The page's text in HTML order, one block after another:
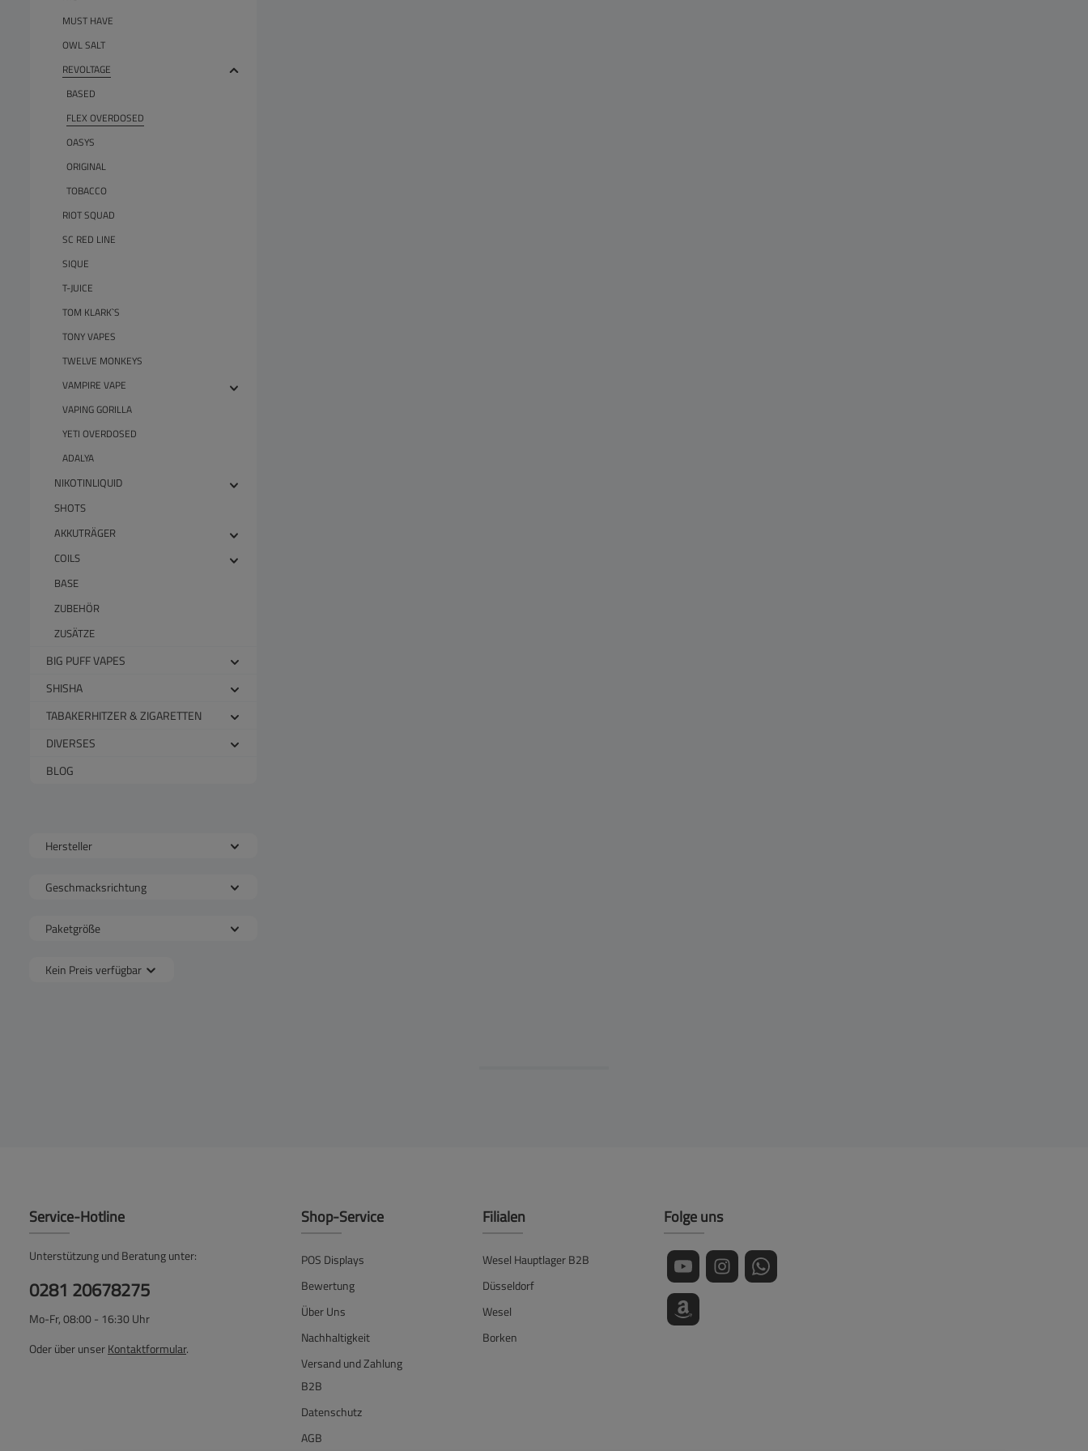
MUST HAVE
OWL SALT
REVOLTAGE
BASED
FLEX OVERDOSED
OASYS
ORIGINAL
TOBACCO
RIOT SQUAD
SC RED LINE
SIQUE
T-JUICE
TOM KLARK`S
TONY VAPES
TWELVE MONKEYS
VAMPIRE VAPE
VAPING GORILLA
YETI OVERDOSED
ADALYA
NIKOTINLIQUID
SHOTS
AKKUTRÄGER
COILS
BASE
ZUBEHÖR
ZUSÄTZE
BIG PUFF VAPES
SHISHA
TABAKERHITZER & ZIGARETTEN
DIVERSES
BLOG
Hersteller
Geschmacksrichtung
Paketgröße
Kein Preis verfügbar
Service-Hotline
Unterstützung und Beratung unter:
0281 20678275
Mo-Fr, 08:00 - 16:30 Uhr
Oder über unserKontaktformular.
Shop-Service
POS Displays
Bewertung
Über Uns
Nachhaltigkeit
Versand und Zahlung
B2B
Datenschutz
AGB
Filialen
Wesel Hauptlager B2B
Düsseldorf
Wesel
Borken
Folge uns